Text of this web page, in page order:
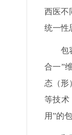
西医不
统一性
包
合一”
态（形
等技术
用”的